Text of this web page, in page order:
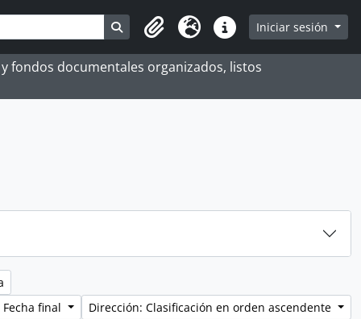
Search in browse page
Portapapeles
Idioma Enlaces rápidos
Iniciar sesión
fondos documentales organizados, listos
final
Dirección: Clasificación en orden ascendente